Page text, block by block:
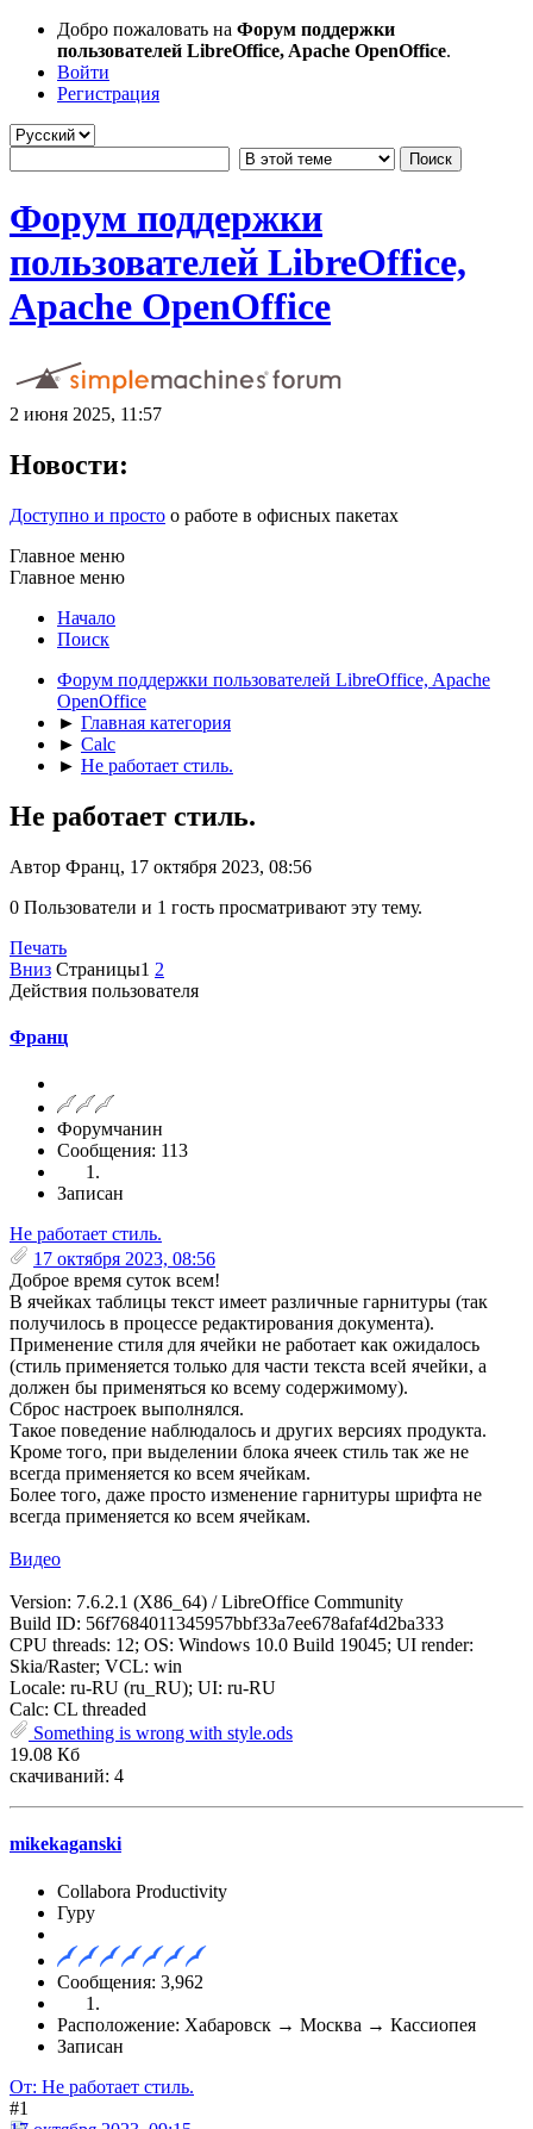
Добро пожаловать на Форум поддержки
пользователей LibreOffice, Apache OpenOffice.
Войти
Регистрация
Форум поддержки
пользователей LibreOffice,
Apache OpenOffice
2 июня 2025, 11:57
Новости:
Доступно и просто о работе в офисных пакетах
Главное меню
Главное меню
Начало
Поиск
Форум поддержки пользователей LibreOffice, Apache
OpenOffice
► Главная категория
► Calc
► Не работает стиль.
Не работает стиль.
Автор Франц, 17 октября 2023, 08:56
0 Пользователи и 1 гость просматривают эту тему.
Печать
Вниз Страницы1 2
Действия пользователя
Франц
Форумчанин
Сообщения: 113
Записан
Не работает стиль.
17 октября 2023, 08:56
Доброе время суток всем!
В ячейках таблицы текст имеет различные гарнитуры (так
получилось в процессе редактирования документа).
Применение стиля для ячейки не работает как ожидалось
(стиль применяется только для части текста всей ячейки, а
должен бы применяться ко всему содержимому).
Сброс настроек выполнялся.
Такое поведение наблюдалось и других версиях продукта.
Кроме того, при выделении блока ячеек стиль так же не
всегда применяется ко всем ячейкам.
Более того, даже просто изменение гарнитуры шрифта не
всегда применяется ко всем ячейкам.
Видео
Version: 7.6.2.1 (X86_64) / LibreOffice Community
Build ID: 56f7684011345957bbf33a7ee678afaf4d2ba333
CPU threads: 12; OS: Windows 10.0 Build 19045; UI render:
Skia/Raster; VCL: win
Locale: ru-RU (ru_RU); UI: ru-RU
Calc: CL threaded
Something is wrong with style.ods
19.08 Кб
скачиваний: 4
mikekaganski
Collabora Productivity
Гуру
Сообщения: 3,962
Расположение: Хабаровск → Москва → Кассиопея
Записан
От: Не работает стиль.
#1